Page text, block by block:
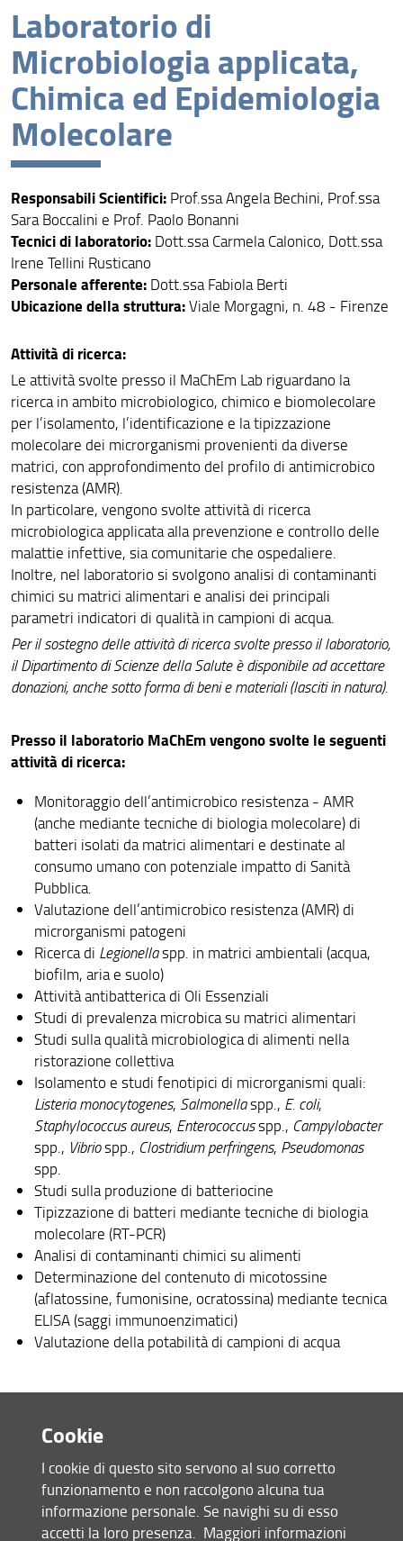
Laboratorio di
Microbiologia applicata,
Chimica ed Epidemiologia
Molecolare
Responsabili Scientifici:Prof.ssa Angela Bechini, Prof.ssa
Sara Boccalini e Prof. Paolo Bonanni
Tecnici di laboratorio:Dott.ssa Carmela Calonico, Dott.ssa
Irene Tellini Rusticano
Personale afferente:Dott.ssa Fabiola Berti
Ubicazione della struttura:Viale Morgagni, n. 48 - Firenze
Attività di ricerca:
Le attività svolte presso il MaChEm Lab riguardano la
ricerca in ambito microbiologico, chimico e biomolecolare
per l’isolamento, l’identificazione e la tipizzazione
molecolare dei microrganismi provenienti da diverse
matrici, con approfondimento del profilo di antimicrobico
resistenza (AMR).
In particolare, vengono svolte attività di ricerca
microbiologica applicata alla prevenzione e controllo delle
malattie infettive, sia comunitarie che ospedaliere.
Inoltre, nel laboratorio si svolgono analisi di contaminanti
chimici su matrici alimentari e analisi dei principali
parametri indicatori di qualità in campioni di acqua.
Per il sostegno delle attività di ricerca svolte presso il laboratorio,
il Dipartimento di Scienze della Salute è disponibile ad accettare
donazioni, anche sotto forma di beni e materiali (lasciti in natura).
Presso il laboratorio MaChEm vengono svolte le seguenti
attività di ricerca:
Monitoraggio dell’antimicrobico resistenza - AMR
(anche mediante tecniche di biologia molecolare) di
batteri isolati da matrici alimentari e destinate al
consumo umano con potenziale impatto di Sanità
Pubblica.
Valutazione dell’antimicrobico resistenza (AMR) di
microrganismi patogeni
Ricerca di Legionellaspp. in matrici ambientali (acqua,
biofilm, aria e suolo)
Attività antibatterica di Oli Essenziali
Studi di prevalenza microbica su matrici alimentari
Studi sulla qualità microbiologica di alimenti nella
ristorazione collettiva
Isolamento e studi fenotipici di microrganismi quali:
Listeria monocytogenes, Salmonellaspp., E. coli,
Staphylococcus aureus, Enterococcusspp., Campylobacter
spp., Vibriospp., Clostridium perfringens, Pseudomonas
spp.
Studi sulla produzione di batteriocine
Tipizzazione di batteri mediante tecniche di biologia
molecolare (RT-PCR)
Analisi di contaminanti chimici su alimenti
Determinazione del contenuto di micotossine
(aflatossine, fumonisine, ocratossina) mediante tecnica
ELISA (saggi immunoenzimatici)
Valutazione della potabilità di campioni di acqua
Presso il laboratorio sono svolte da anni attività di
nell’ambito della:
Ricerca diLegionellaspp. (identificazione di specie e
Unità di Ricerca
Gruppi di ricerca
Laboratori
Centri
Cookie
I cookie di questo sito servono al suo corretto
funzionamento e non raccolgono alcuna tua
informazione personale. Se navighi su di esso
accetti la loro presenza. Maggiori informazioni